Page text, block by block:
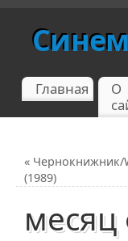
Главная
О
« Чернокнижник/
(1989)
месяц